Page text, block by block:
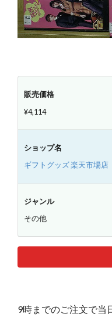
販売価格
¥4,114
ショップ名
ギフトグッズ 楽天市場店
ジャンル
その他
9時までのご注文で当